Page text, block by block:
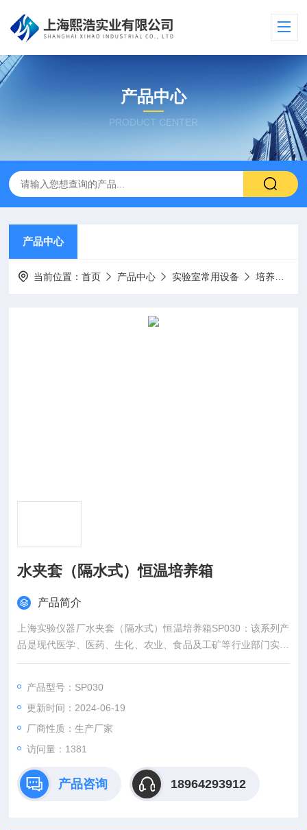
产品中心
PRODUCT CENTER
产品中心
当前位置：首页 产品中心 实验室常用设备 培养箱/消毒箱
水夹套（隔水式）恒温培养箱
产品简介
上海实验仪器厂水夹套（隔水式）恒温培养箱SP030：该系列产
品是现代医学、医药、生化、农业、食品及工矿等行业部门实验
室中的重要设备之一。
产品型号：SP030
更新时间：2024-06-19
厂商性质：生产厂家
访问量：1381
产品咨询 18964293912